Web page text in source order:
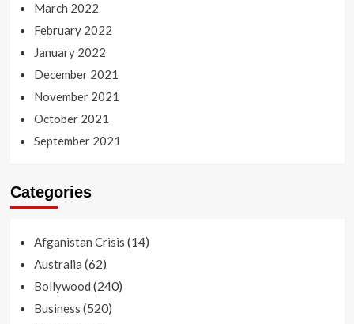
March 2022
February 2022
January 2022
December 2021
November 2021
October 2021
September 2021
Categories
Afganistan Crisis (14)
Australia (62)
Bollywood (240)
Business (520)